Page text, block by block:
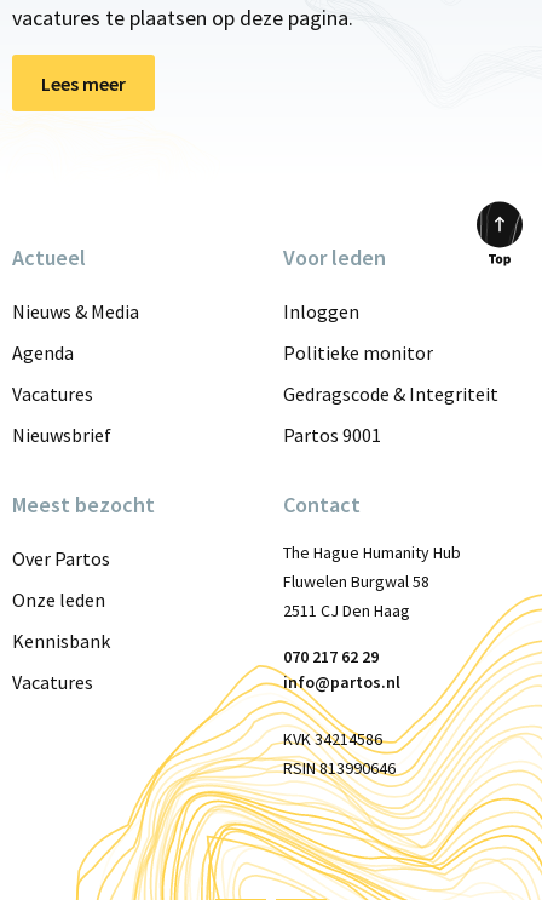
vacatures te plaatsen op deze pagina.
Lees meer
Actueel
Nieuws & Media
Agenda
Vacatures
Nieuwsbrief
Voor leden
Inloggen
Politieke monitor
Gedragscode & Integriteit
Partos 9001
Meest bezocht
Over Partos
Onze leden
Kennisbank
Vacatures
Contact
The Hague Humanity Hub
Fluwelen Burgwal 58
2511 CJ Den Haag
070 217 62 29
info@partos.nl
KVK 34214586
RSIN 813990646